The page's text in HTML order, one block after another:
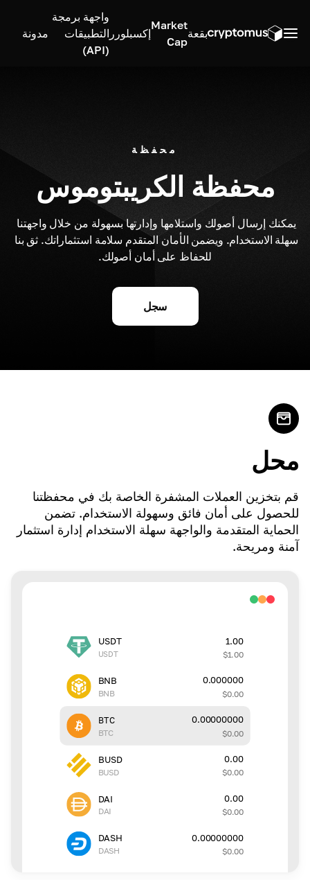
بقعة
Market
Cap
إكسبلورر
واجهة برمجة
التطبيقات
(API)
مدونة
محفظة
محفظة الكريبتوموس
يمكنك إرسال أصولك واستلامها وإدارتها بسهولة من خلال واجهتنا
سهلة الاستخدام. ويضمن الأمان المتقدم سلامة استثماراتك. ثق بنا
للحفاظ على أمان أصولك.
سجل
محل
قم بتخزين العملات المشفرة الخاصة بك في محفظتنا
للحصول على أمان فائق وسهولة الاستخدام. تضمن
الحماية المتقدمة والواجهة سهلة الاستخدام إدارة استثمار
آمنة ومريحة.
USDT
USDT
1.00
$1.00
BNB
BNB
0.000000
$0.00
BTC
BTC
0.00000000
$0.00
BUSD
BUSD
0.00
$0.00
DAI
DAI
0.00
$0.00
DASH
DASH
0.00000000
$0.00